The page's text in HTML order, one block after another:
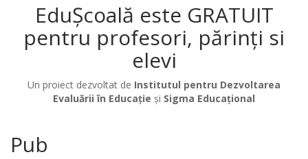
EduȘcoală este GRATUIT
pentru profesori, părinți si
elevi
Un proiect dezvoltat de Institutul pentru Dezvoltarea
Evaluării în Educație și Sigma Educațional
Pub